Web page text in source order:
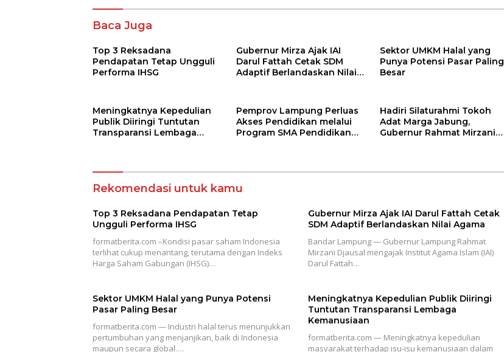
Baca Juga
Top 3 Reksadana
Pendapatan Tetap Ungguli
Performa IHSG
Gubernur Mirza Ajak IAI
Darul Fattah Cetak SDM
Adaptif Berlandaskan Nilai
Sektor UMKM Halal yang
Punya Potensi Pasar Paling
Besar
Meningkatnya Kepedulian
Publik Diiringi Tuntutan
Transparansi Lembaga
Pemprov Lampung Perluas
Akses Pendidikan melalui
Program SMA Pendidikan
Hadiri Silaturahmi Tokoh
Adat Marga Jabung,
Gubernur Rahmat Mirzani
Budaya dan SDM
Rekomendasi untuk kamu
Top 3 Reksadana Pendapatan Tetap
Ungguli Performa IHSG
formatberita.com –Kondisi pasar saham Indonesia
terlihat cukup menantang, terutama dengan Indeks
Harga Saham Gabungan (IHSG)…
Gubernur Mirza Ajak IAI Darul Fattah Cetak
SDM Adaptif Berlandaskan Nilai Agama
Bandar Lampung — Gubernur Lampung Rahmat
Mirzani Djausal mengajak Institut Agama Islam (IAI)
Darul Fattah…
Sektor UMKM Halal yang Punya Potensi
Pasar Paling Besar
formatberita.com — Industri halal terus menunjukkan
pertumbuhan yang menjanjikan, baik di Indonesia
maupun secara global….
Meningkatnya Kepedulian Publik Diiringi
Tuntutan Transparansi Lembaga
Kemanusiaan
formatberita.com — Meningkatnya kepedulian
masyarakat terhadap isu-isu kemanusiaan dalam